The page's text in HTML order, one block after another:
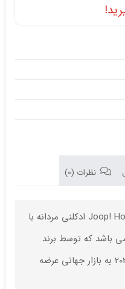
نظرات (0)
Joop! Homme Le Parfum ادکلنی مردانه با
باشد که توسط برند
JOOP و در سال 2022 به بازار جهانی عرضه